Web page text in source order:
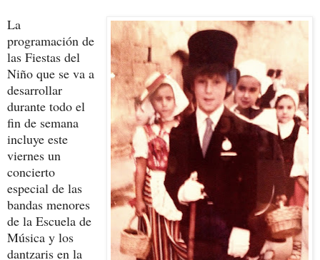
La
programación de
las Fiestas del
Niño que se va a
desarrollar
durante todo el
fin de semana
incluye este
viernes un
concierto
especial de las
bandas menores
de la Escuela de
Música y los
dantzaris en la